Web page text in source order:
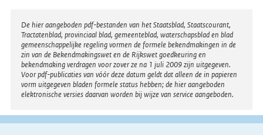
r
n
e
l
i
n
k
Disclaimer
De hier aangeboden pdf-bestanden van het Staatsblad, Staatscourant,
Tractatenblad, provinciaal blad, gemeenteblad, waterschapsblad en blad
gemeenschappelijke regeling vormen de formele bekendmakingen in de
zin van de Bekendmakingswet en de Rijkswet goedkeuring en
bekendmaking verdragen voor zover ze na 1 juli 2009 zijn uitgegeven.
Voor pdf-publicaties van vóór deze datum geldt dat alleen de in papieren
vorm uitgegeven bladen formele status hebben; de hier aangeboden
elektronische versies daarvan worden bij wijze van service aangeboden.